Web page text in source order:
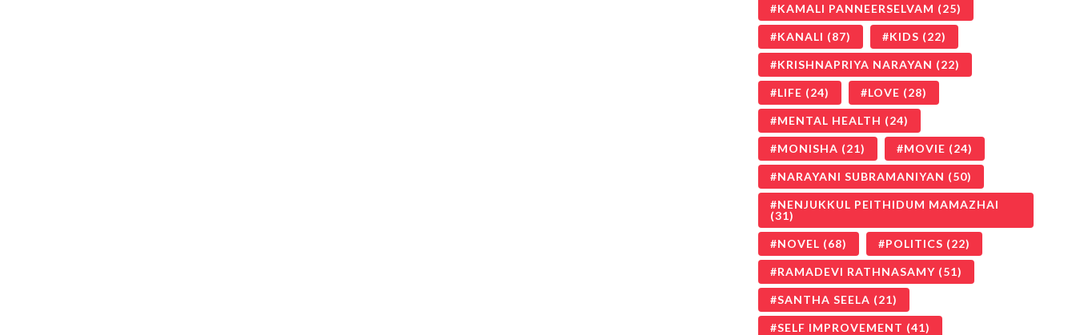
KAMALI PANNEERSELVAM (25)
KANALI (87) KIDS (22)
KRISHNAPRIYA NARAYAN (22)
LIFE (24) LOVE (28)
MENTAL HEALTH (24)
MONISHA (21) MOVIE (24)
NARAYANI SUBRAMANIYAN (50)
NENJUKKUL PEITHIDUM MAMAZHAI
(31)
NOVEL (68) POLITICS (22)
RAMADEVI RATHNASAMY (51)
SANTHA SEELA (21)
SELF IMPROVEMENT (41)